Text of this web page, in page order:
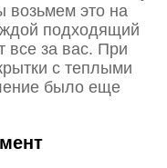
возьмем это на
подходящий
все за вас. При
с теплыми
было еще